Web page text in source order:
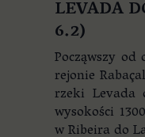
LEVADA
6.2)
Począwszy
rejonie
rzeki Levada
wysokości
w Ribeira do